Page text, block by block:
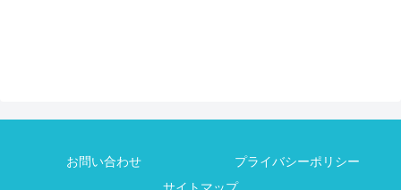
お問い合わせ
プライバシーポリシー